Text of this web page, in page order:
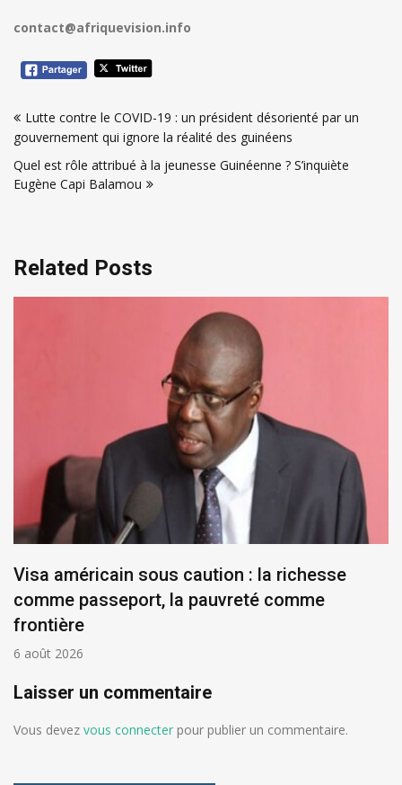
contact@afriquevision.info
de
l’article
Lutte contre le COVID-19 : un président désorienté par un
gouvernement qui ignore la réalité des guinéens
Quel est rôle attribué à la jeunesse Guinéenne ? S’inquiète
Eugène Capi Balamou
Related Posts
Visa américain sous caution : la richesse
comme passeport, la pauvreté comme
frontière
6 août 2026
Laisser un commentaire
Vous devez vous connecter pour publier un commentaire.